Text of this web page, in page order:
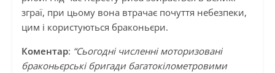
зграї, при цьому вона втрачає почуття небезпеки,
цим і користуються браконьєри.
Коментар: “Сьогодні численні моторизовані
браконьєрські бригади багатокілометровими